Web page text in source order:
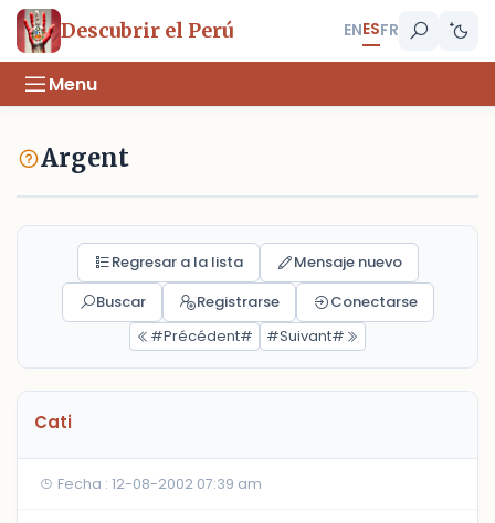
Descubrir el Perú ENESFR
Menu
Argent
Regresar a la lista
Mensaje nuevo
Buscar
Registrarse
Conectarse
#Précédent#
#Suivant#
Cati
Fecha : 12-08-2002 07:39 am